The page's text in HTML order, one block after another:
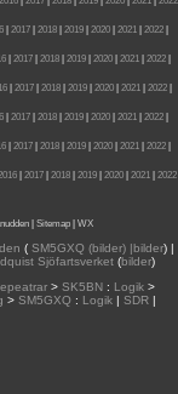
2017 2018 2019 2020 2021 2022
| 2017| 2018| 2019| 2020| 2021| 2022|
| 2017| 2018| 2019| 2020| 2021| 2022|
| 2017| 2018| 2019| 2020| 2021| 2022|
2017 2018 2019 2020 2021 2022
2016| 2017| 2018| 2019| 2020| 2021| 2022
| Sitemap| WX
(SM5GXQ (bilder) |bilder) |
Sjöfartsverket (bilder)
> SK5BN: Logik>
> SM5GXQ : Logik | SDR |